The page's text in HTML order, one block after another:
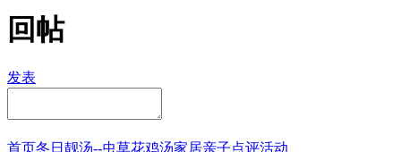
回帖
发表
首页冬日靓汤--虫草花鸡汤家居亲子点评活动